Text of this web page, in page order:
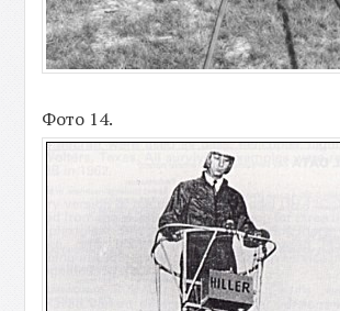
Фото 14.